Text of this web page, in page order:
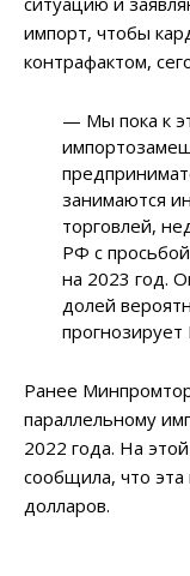
импорт, чтобы
контрафактом,
— Мы пока к
занимаются
торговлей,
РФ с
на 2023 год.
долей
Ранее
параллельному
2022 года. На
сообщила, что
долларов.